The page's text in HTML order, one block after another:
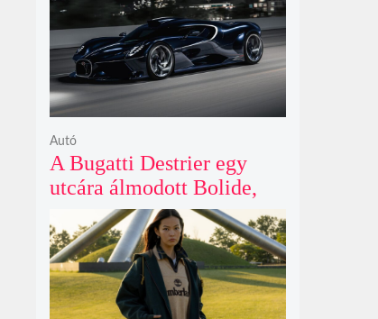
A Bugatti Destrier egy
utcára álmodott Bolide,
ami a pályaautók
brutalitását öltözteti
egyedi karosszériába
Autó